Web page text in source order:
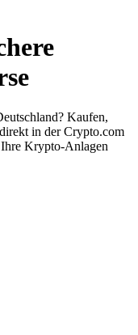
Kaufen,
in der Crypto.com
Krypto-Anlagen